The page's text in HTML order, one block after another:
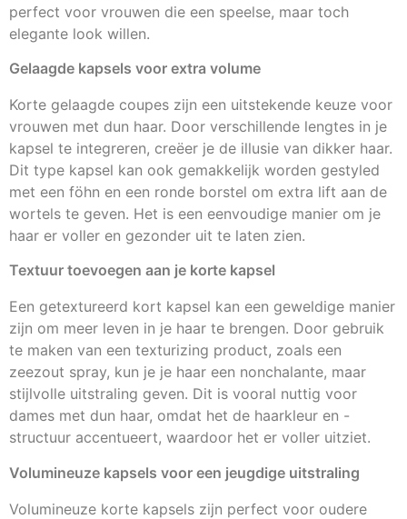
perfect voor vrouwen die een speelse, maar toch
elegante look willen.
Gelaagde kapsels voor extra volume
Korte gelaagde coupes zijn een uitstekende keuze voor
vrouwen met dun haar. Door verschillende lengtes in je
kapsel te integreren, creëer je de illusie van dikker haar.
Dit type kapsel kan ook gemakkelijk worden gestyled
met een föhn en een ronde borstel om extra lift aan de
wortels te geven. Het is een eenvoudige manier om je
haar er voller en gezonder uit te laten zien.
Textuur toevoegen aan je korte kapsel
Een getextureerd kort kapsel kan een geweldige manier
zijn om meer leven in je haar te brengen. Door gebruik
te maken van een texturizing product, zoals een
zeezout spray, kun je je haar een nonchalante, maar
stijlvolle uitstraling geven. Dit is vooral nuttig voor
dames met dun haar, omdat het de haarkleur en -
structuur accentueert, waardoor het er voller uitziet.
Volumineuze kapsels voor een jeugdige uitstraling
Volumineuze korte kapsels zijn perfect voor oudere